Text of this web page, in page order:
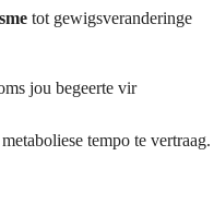
tot gewigsveranderinge
jou begeerte vir
tempo te vertraag.